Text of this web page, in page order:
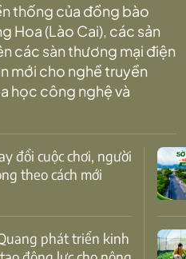
thống của đồng bào
Hoa (Lào Cai), các sản
các sàn thương mại điện
mới cho nghề truyền
học công nghệ và
theo cách mới